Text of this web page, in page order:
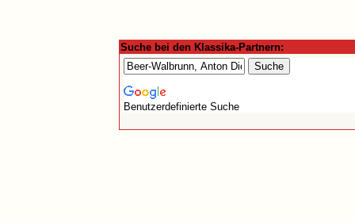
Suche bei den Klassika-Partnern:
Benutzerdefinierte Suche